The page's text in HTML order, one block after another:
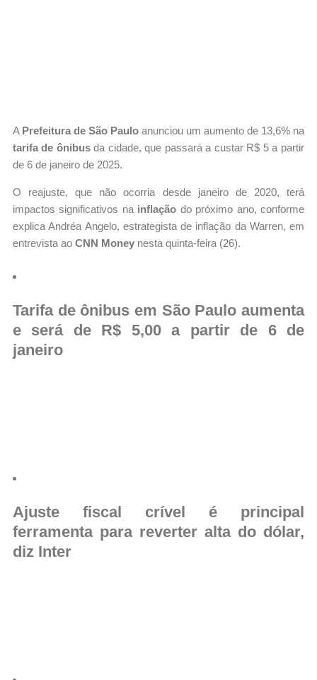
A Prefeitura de São Paulo anunciou um aumento de 13,6% na
tarifa de ônibusda cidade, que passará a custar R$ 5 a partir
de 6 de janeiro de 2025.
O reajuste, que não ocorria desde janeiro de 2020, terá
impactos significativos na inflação do próximo ano, conforme
explica Andréa Angelo, estrategista de inflação da Warren, em
entrevista ao CNN Money nesta quinta-feira (26).
Tarifa de ônibus em São Paulo aumenta
e será de R$ 5,00 a partir de 6 de
janeiro
Ajuste fiscal crível é principal
ferramenta para reverter alta do dólar,
diz Inter